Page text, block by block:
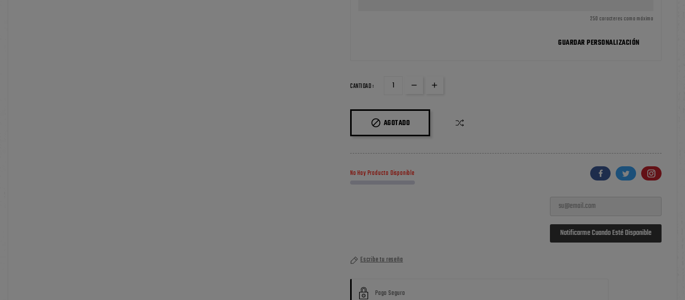
250 caracteres como máximo
GUARDAR PERSONALIZACIÓN
CANTIDAD :
 AGOTADO
No Hay Producto Disponible
Notificarme Cuando Esté Disponible
Escribe tu reseña
Pago Seguro